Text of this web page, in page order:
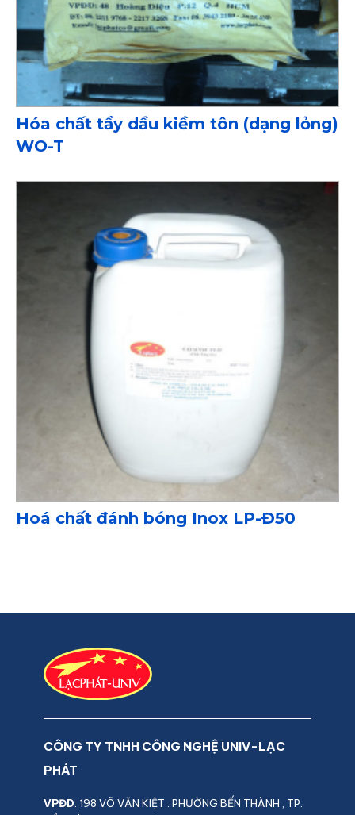
Hóa chất tẩy dầu kiềm tôn (dạng lỏng)
WO-T
Hoá chất đánh bóng Inox LP-Đ50
CÔNG TY TNHH CÔNG NGHỆ UNIV-LẠC
PHÁT
VPĐD: 198 VÕ VĂN KIỆT . PHƯỜNG BẾN THÀNH , TP.